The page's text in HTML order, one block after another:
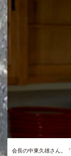
会長の中東久雄さん。